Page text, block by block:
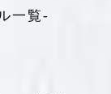
一覧-